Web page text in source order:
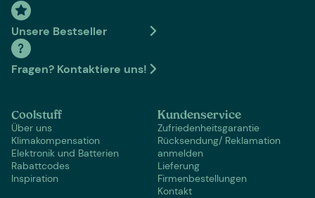
Unsere Bestseller
Fragen? Kontaktiere uns!
Coolstuff
Über uns
Klimakompensation
Elektronik und Batterien
Rabattcodes
Inspiration
Kundenservice
Zufriedenheitsgarantie
Rücksendung/ Reklamation
anmelden
Lieferung
Firmenbestellungen
Kontakt